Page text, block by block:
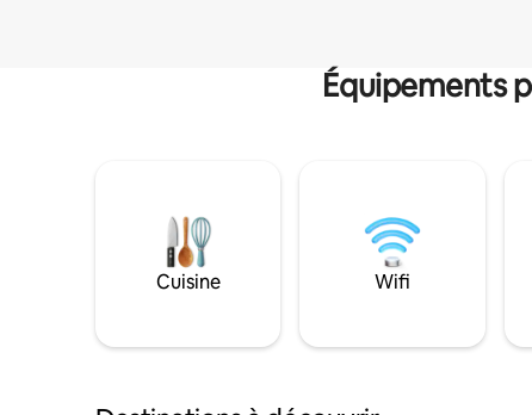
Équipements
Cuisine Wifi